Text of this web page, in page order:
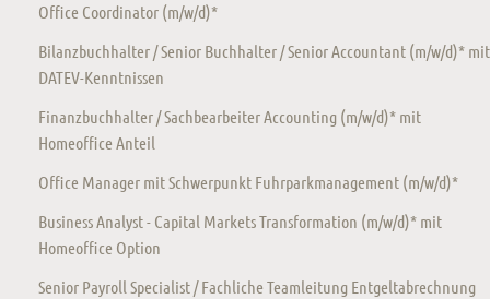
Office Coordinator (m/w/d)*
Bilanzbuchhalter / Senior Buchhalter / Senior Accountant (m/w/d)* mit
DATEV-Kenntnissen
Finanzbuchhalter / Sachbearbeiter Accounting (m/w/d)* mit
Homeoffice Anteil
Office Manager mit Schwerpunkt Fuhrparkmanagement (m/w/d)*
Business Analyst - Capital Markets Transformation (m/w/d)* mit
Homeoffice Option
Senior Payroll Specialist / Fachliche Teamleitung Entgeltabrechnung